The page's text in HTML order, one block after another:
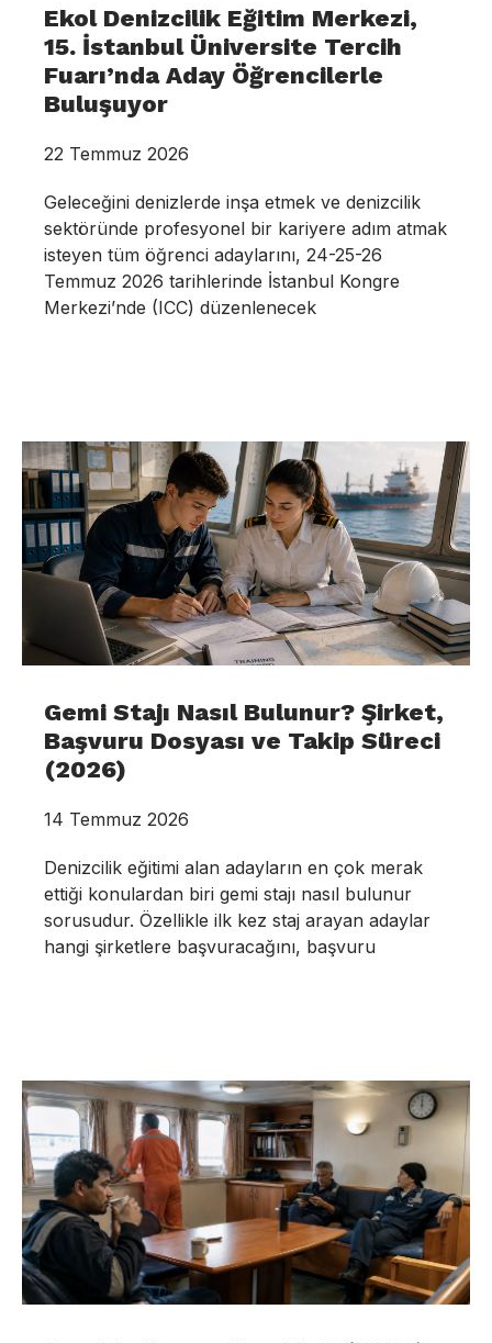
Ekol Denizcilik Eğitim Merkezi,
15. İstanbul Üniversite Tercih
Fuarı’nda Aday Öğrencilerle
Buluşuyor
22 Temmuz 2026
Geleceğini denizlerde inşa etmek ve denizcilik
sektöründe profesyonel bir kariyere adım atmak
isteyen tüm öğrenci adaylarını, 24-25-26
Temmuz 2026 tarihlerinde İstanbul Kongre
Merkezi’nde (ICC) düzenlenecek
Gemi Stajı Nasıl Bulunur? Şirket,
Başvuru Dosyası ve Takip Süreci
(2026)
14 Temmuz 2026
Denizcilik eğitimi alan adayların en çok merak
ettiği konulardan biri gemi stajı nasıl bulunur
sorusudur. Özellikle ilk kez staj arayan adaylar
hangi şirketlere başvuracağını, başvuru